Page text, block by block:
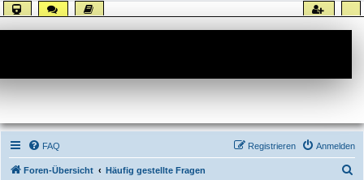
FAQ Anmelden
Registrieren
Foren-Übersicht Häufig gestellte Fragen